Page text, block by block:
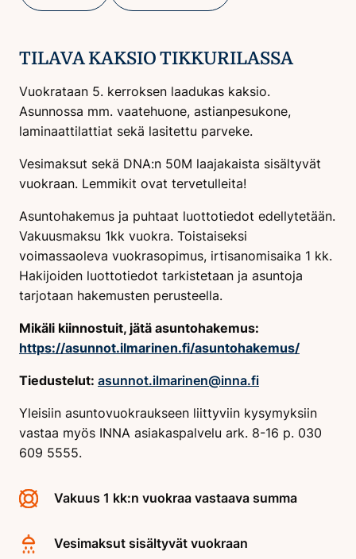
TILAVA KAKSIO TIKKURILASSA
Vuokrataan 5. kerroksen laadukas kaksio.
Asunnossa mm. vaatehuone, astianpesukone,
laminaattilattiat sekä lasitettu parveke.
Vesimaksut sekä DNA:n 50M laajakaista sisältyvät
vuokraan. Lemmikit ovat tervetulleita!
Asuntohakemus ja puhtaat luottotiedot edellytetään.
Vakuusmaksu 1kk vuokra. Toistaiseksi
voimassaoleva vuokrasopimus, irtisanomisaika 1 kk.
Hakijoiden luottotiedot tarkistetaan ja asuntoja
tarjotaan hakemusten perusteella.
Mikäli kiinnostuit, jätä asuntohakemus:
https://asunnot.ilmarinen.fi/asuntohakemus/
Tiedustelut: asunnot.ilmarinen@inna.fi
Yleisiin asuntovuokraukseen liittyviin kysymyksiin
vastaa myös INNA asiakaspalvelu ark. 8-16 p. 030
609 5555.
Vakuus 1 kk:n vuokraa vastaava summa
Vesimaksut sisältyvät vuokraan